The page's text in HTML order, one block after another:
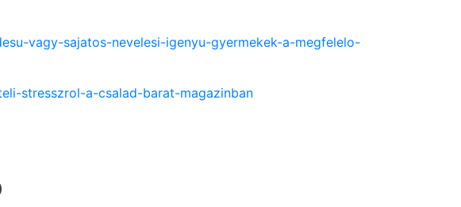
vagy-sajatos-nevelesi-igenyu-gyermekek-a-megfelelo-
stresszrol-a-csalad-barat-magazinban